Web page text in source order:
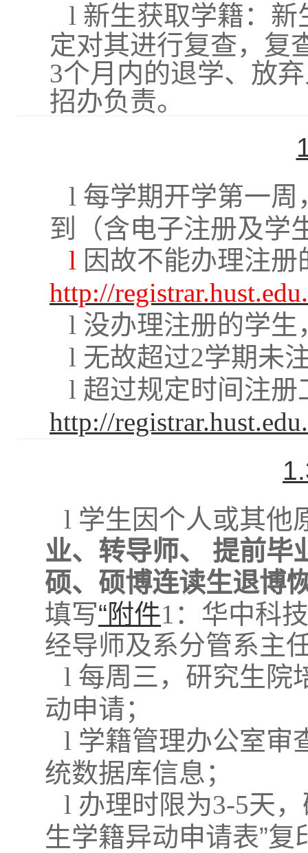
l 新生获取学籍：
定对其进行复查，复
3个月内的退学、放
招办负责。
l 每学期开学第一
到（含电子注册及学
l 因故不能办理注
http://
l 没办理注册的学
l 无故超过2学期未
l 超过规定时间注册
http://
l 学生因个人或其他
业、转导师、 提前毕
硕、硕博连读生退博
填写“附件1 ：华中科
经导师及系分管系主
l 每周三，研究生院
动申请；
l 学籍管理办公室审
统数据库信息；
l 办理时限为3-5天
生学籍异动申请表”复